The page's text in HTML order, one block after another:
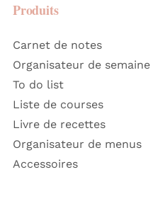
Produits
Carnet de notes
Organisateur de semaine
To do list
Liste de courses
Livre de recettes
Organisateur de menus
Accessoires